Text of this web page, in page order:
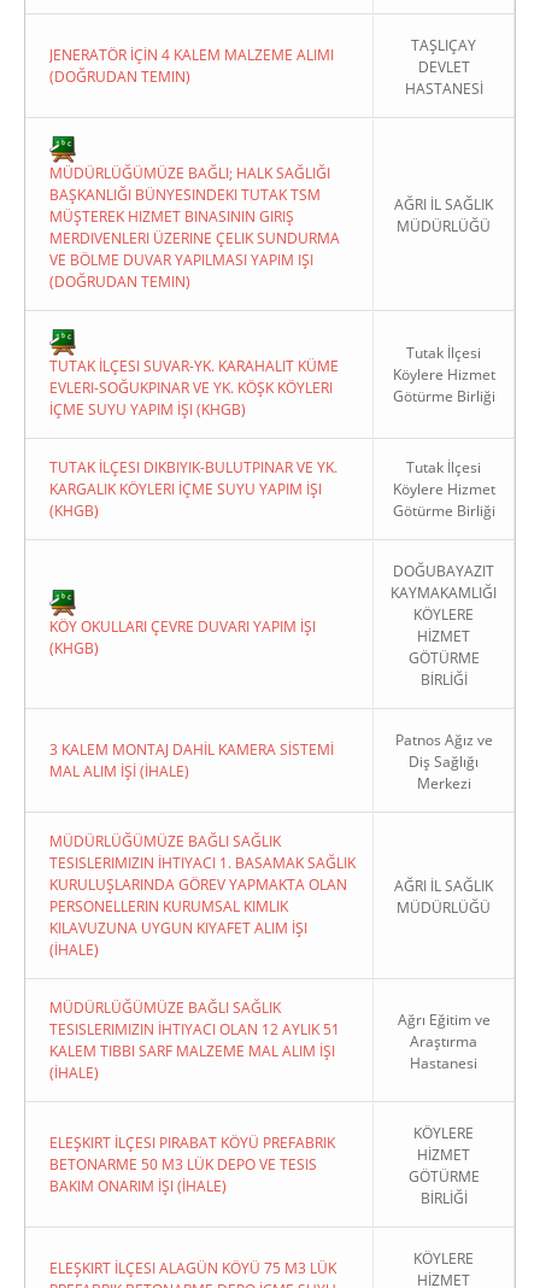
JENERATÖR İÇİN 4 KALEM MALZEME ALIMI
(DOĞRUDAN TEMIN)
TAŞLIÇAY
DEVLET
HASTANESİ
MÜDÜRLÜĞÜMÜZE BAĞLI; HALK SAĞLIĞI
BAŞKANLIĞI BÜNYESINDEKI TUTAK TSM
MÜŞTEREK HIZMET BINASININ GIRIŞ
MERDIVENLERI ÜZERINE ÇELIK SUNDURMA
VE BÖLME DUVAR YAPILMASI YAPIM IŞI
(DOĞRUDAN TEMIN)
AĞRI İL SAĞLIK
MÜDÜRLÜĞÜ
TUTAK İLÇESI SUVAR-YK. KARAHALIT KÜME
EVLERI-SOĞUKPINAR VE YK. KÖŞK KÖYLERI
İÇME SUYU YAPIM İŞI (KHGB)
Tutak İlçesi
Köylere Hizmet
Götürme Birliği
TUTAK İLÇESI DIKBIYIK-BULUTPINAR VE YK.
KARGALIK KÖYLERI İÇME SUYU YAPIM İŞI
(KHGB)
Tutak İlçesi
Köylere Hizmet
Götürme Birliği
KÖY OKULLARI ÇEVRE DUVARI YAPIM İŞI
(KHGB)
DOĞUBAYAZIT
KAYMAKAMLIĞI
KÖYLERE
HİZMET
GÖTÜRME
BİRLİĞİ
3 KALEM MONTAJ DAHİL KAMERA SİSTEMİ
MAL ALIM İŞİ (İHALE)
Patnos Ağız ve
Diş Sağlığı
Merkezi
MÜDÜRLÜĞÜMÜZE BAĞLI SAĞLIK
TESISLERIMIZIN İHTIYACI 1. BASAMAK SAĞLIK
KURULUŞLARINDA GÖREV YAPMAKTA OLAN
PERSONELLERIN KURUMSAL KIMLIK
KILAVUZUNA UYGUN KIYAFET ALIM İŞI
(İHALE)
AĞRI İL SAĞLIK
MÜDÜRLÜĞÜ
MÜDÜRLÜĞÜMÜZE BAĞLI SAĞLIK
TESISLERIMIZIN İHTIYACI OLAN 12 AYLIK 51
KALEM TIBBI SARF MALZEME MAL ALIM İŞI
(İHALE)
Ağrı Eğitim ve
Araştırma
Hastanesi
ELEŞKIRT İLÇESI PIRABAT KÖYÜ PREFABRIK
BETONARME 50 M3 LÜK DEPO VE TESIS
BAKIM ONARIM İŞI (İHALE)
KÖYLERE
HİZMET
GÖTÜRME
BİRLİĞİ
ELEŞKIRT İLÇESI ALAGÜN KÖYÜ 75 M3 LÜK
KÖYLERE
HİZMET